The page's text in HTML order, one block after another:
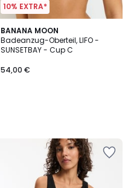
10% EXTRA*
BANANA MOON
Badeanzug-Oberteil, LIFO -
SUNSETBAY - Cup C
54,00 €